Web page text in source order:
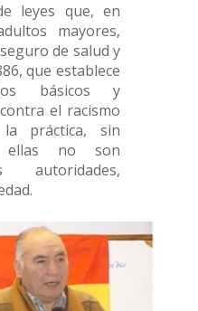
leyes que, en
mayores,
de salud y
que establece
básicos y
el racismo
práctica, sin
ellas no son